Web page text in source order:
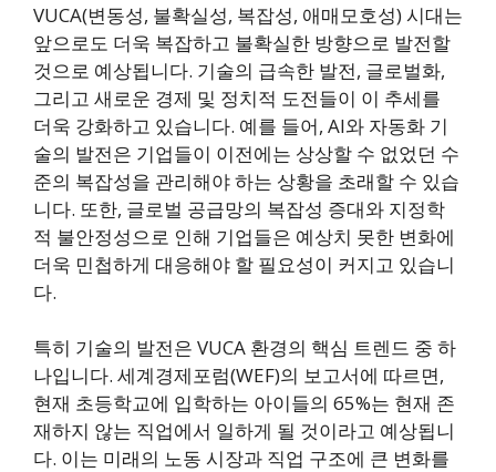
VUCA(변동성, 불확실성, 복잡성, 애매모호성) 시대는
앞으로도 더욱 복잡하고 불확실한 방향으로 발전할
것으로 예상됩니다. 기술의 급속한 발전, 글로벌화,
그리고 새로운 경제 및 정치적 도전들이 이 추세를
더욱 강화하고 있습니다. 예를 들어, AI와 자동화 기
술의 발전은 기업들이 이전에는 상상할 수 없었던 수
준의 복잡성을 관리해야 하는 상황을 초래할 수 있습
니다. 또한, 글로벌 공급망의 복잡성 증대와 지정학
적 불안정성으로 인해 기업들은 예상치 못한 변화에
더욱 민첩하게 대응해야 할 필요성이 커지고 있습니
다.
특히 기술의 발전은 VUCA 환경의 핵심 트렌드 중 하
나입니다. 세계경제포럼(WEF)의 보고서에 따르면,
현재 초등학교에 입학하는 아이들의 65%는 현재 존
재하지 않는 직업에서 일하게 될 것이라고 예상됩니
다. 이는 미래의 노동 시장과 직업 구조에 큰 변화를